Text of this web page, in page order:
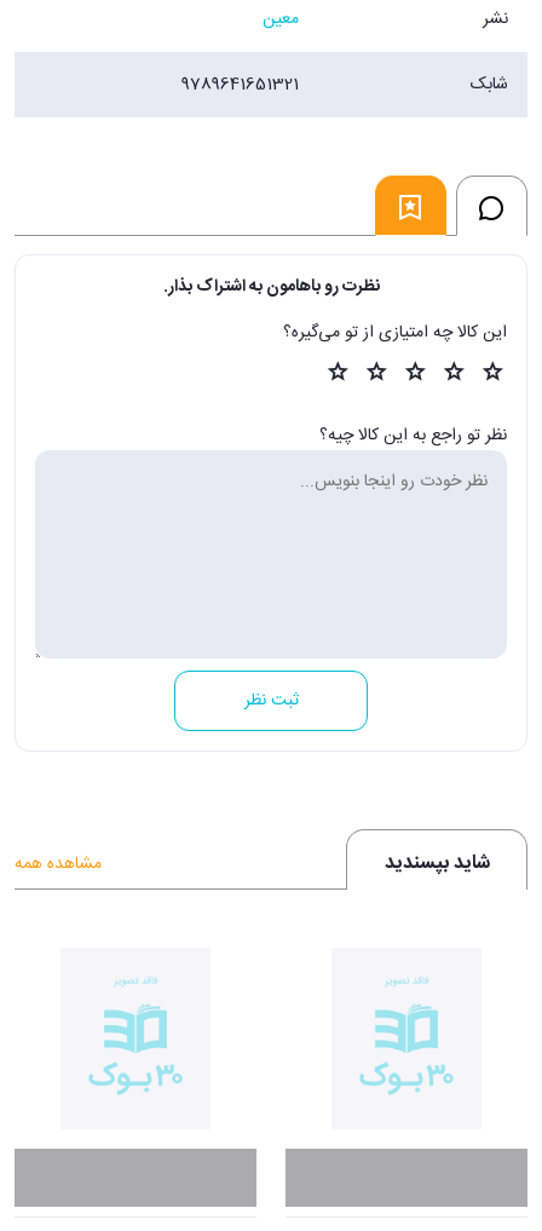
نشر معین
شابک 9789641651321
نظرت رو باهامون به اشتراک بذار.
این کالا چه امتیازی از تو می‌گیره؟
نظر تو راجع به این کالا چیه؟
ثبت نظر
شاید بپسندید مشاهده همه